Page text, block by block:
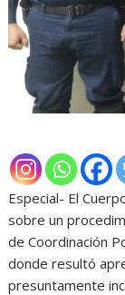
Especial- El
sobre un
de Coordinación
donde resultó
presuntamente